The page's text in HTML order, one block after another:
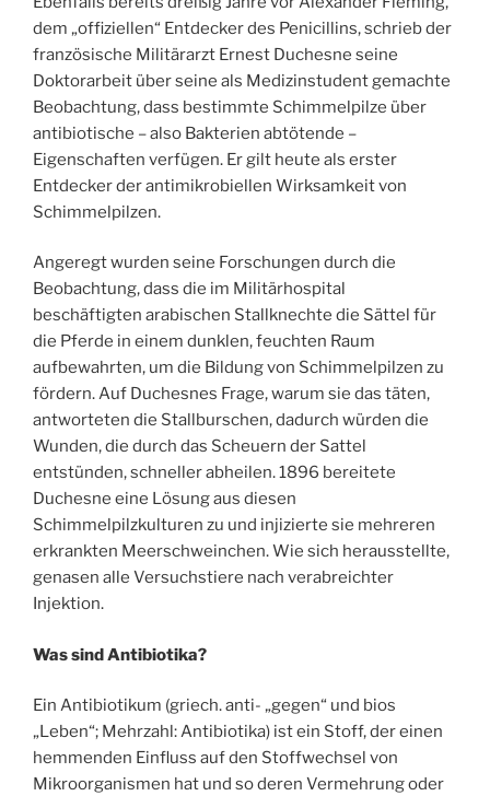
dem „offiziellen“ Entdecker des Penicillins, schrieb der
französische Militärarzt Ernest Duchesne seine
Doktorarbeit über seine als Medizinstudent gemachte
Beobachtung, dass bestimmte Schimmelpilze über
antibiotische – also Bakterien abtötende –
Eigenschaften verfügen. Er gilt heute als erster
Entdecker der antimikrobiellen Wirksamkeit von
Schimmelpilzen.
Angeregt wurden seine Forschungen durch die
Beobachtung, dass die im Militärhospital
beschäftigten arabischen Stallknechte die Sättel für
die Pferde in einem dunklen, feuchten Raum
aufbewahrten, um die Bildung von Schimmelpilzen zu
fördern. Auf Duchesnes Frage, warum sie das täten,
antworteten die Stallburschen, dadurch würden die
Wunden, die durch das Scheuern der Sattel
entstünden, schneller abheilen. 1896 bereitete
Duchesne eine Lösung aus diesen
Schimmelpilzkulturen zu und injizierte sie mehreren
erkrankten Meerschweinchen. Wie sich herausstellte,
genasen alle Versuchstiere nach verabreichter
Injektion.
Was sind Antibiotika?
Ein Antibiotikum (griech. anti- „gegen“ und bios
„Leben“; Mehrzahl: Antibiotika) ist ein Stoff, der einen
hemmenden Einfluss auf den Stoffwechsel von
Mikroorganismen hat und so deren Vermehrung oder